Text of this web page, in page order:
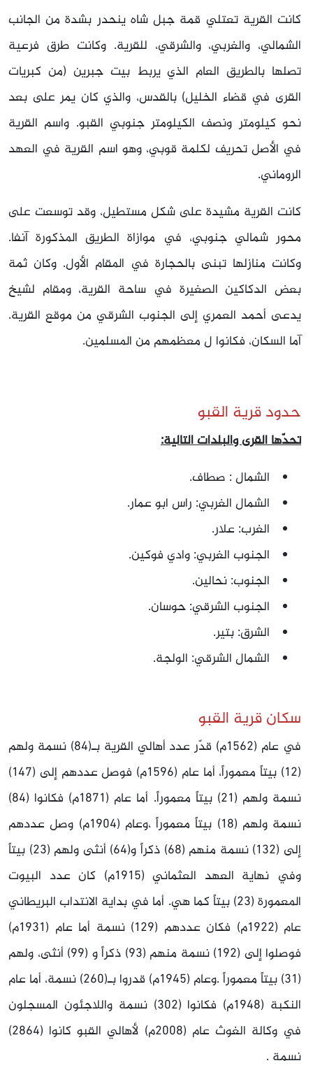
كانت القرية تعتلي قمة جبل شاه ينحدر بشدة من الجانب
الشمالي، والغربي، والشرقي، للقرية. وكانت طرق فرعية
تصلها بالطريق العام الذي يربط بيت جبرين (من كبريات
القرى في قضاء الخليل) بالقدس، والذي كان يمر على بعد
نحو كيلومتر ونصف الكيلومتر جنوبي القبو. واسم القرية
في الأصل تحريف لكلمة قوبي، وهو اسم القرية في العهد
الروماني.
كانت القرية مشيدة على شكل مستطيل، وقد توسعت على
محور شمالي جنوبي، في موازاة الطريق المذكورة آنفا.
وكانت منازلها تبنى بالحجارة في المقام الأول. وكان ثمة
بعض الدكاكين الصغيرة في ساحة القرية، ومقام لشيخ
يدعى أحمد العمري إلى الجنوب الشرقي من موقع القرية.
آما السكان، فكانوا ل معظمهم من المسلمين.
حدود قرية القبو
تحدّها القرى والبلدات التالية:
الشمال : صطاف.
الشمال الغربي: راس ابو عمار.
الغرب: علار.
الجنوب الغربي: وادي فوكين.
الجنوب: نحالين.
الجنوب الشرقي: حوسان.
الشرق: بتير.
الشمال الشرقي: الولجة.
سكان قرية القبو
في عام (1562م) قدّر عدد أهالي القرية بـ(84) نسمة ولهم
(12) بيتاً معموراً، أما عام (1596م) فوصل عددهم إلى (147)
نسمة ولهم (21) بيتاً معموراً. أما عام (1871م) فكانوا (84)
نسمة ولهم (18) بيتاً معموراً ،وعام (1904م) وصل عددهم
إلى (132) نسمة منهم (68) ذكراً و(64) أنثى ولهم (23) بيتاً
وفي نهاية العهد العثماني (1915م) كان عدد البيوت
المعمورة (23) بيتاً كما هي. أما في بداية الانتداب البريطاني
عام (1922م) فكان عددهم (129) نسمة أما عام (1931م)
فوصلوا إلى (192) نسمة منهم (93) ذكراً و (99) أنثى، ولهم
(31) بيتاً معموراً .وعام (1945م) قدروا بـ(260) نسمة، أما عام
النكبة (1948م) فكانوا (302) نسمة واللاجئون المسجلون
في وكالة الغوث عام (2008م) لأهالي القبو كانوا (2864)
نسمة .